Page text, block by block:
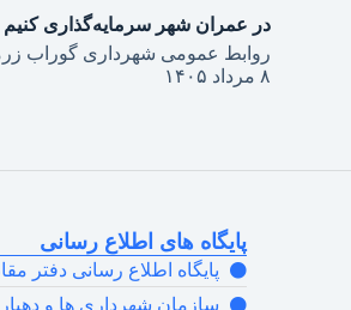
در عمران شهر سرمایه‌گذاری کنیم
روابط عمومی شهرداری گوراب
۸ مرداد ۱۴۰۵
پایگاه های اطلاع رسانی
پایگاه اطلاع رسانی دفتر
سازمان شهرداری ها و